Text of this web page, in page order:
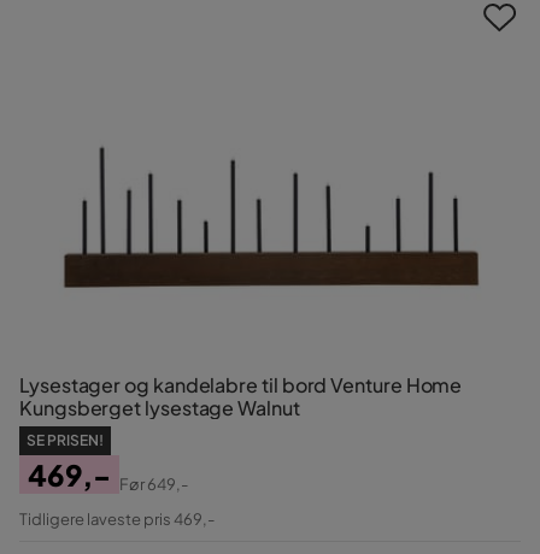
Lysestager og kandelabre til bord Venture Home
Kungsberget lysestage Walnut
SE PRISEN!
Pris
469,-
Original
Før649,-
Tidligere laveste pris 469,-